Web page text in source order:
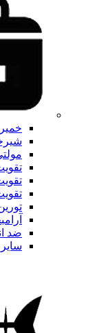
ضد